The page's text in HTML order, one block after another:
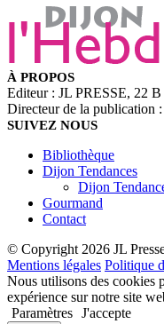
À PROPOS
Editeur : JL PRESSE, 22
Directeur de la publication
SUIVEZ NOUS
Bibliothèque
Dijon Tendances
Dijon
Gourmand
Contact
© Copyright 2026 JL
Mentions légales Politique
Nous utilisons des cookies
expérience sur notre site
Paramètres J'accepte